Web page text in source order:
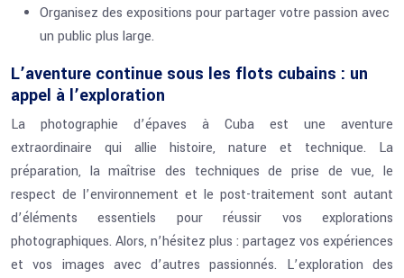
Organisez des expositions pour partager votre passion avec
un public plus large.
L’aventure continue sous les flots cubains : un
appel à l’exploration
La photographie d’épaves à Cuba est une aventure
extraordinaire qui allie histoire, nature et technique. La
préparation, la maîtrise des techniques de prise de vue, le
respect de l’environnement et le post-traitement sont autant
d’éléments essentiels pour réussir vos explorations
photographiques. Alors, n’hésitez plus : partagez vos expériences
et vos images avec d’autres passionnés. L’exploration des